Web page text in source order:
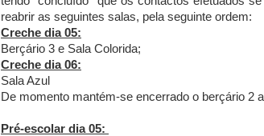
reabrir as seguintes salas, pela seguinte ordem:
Creche dia 05:
Berçário 3 e Sala Colorida;
Creche dia 06:
Sala Azul
De momento mantém-se encerrado o berçário 2
Pré-escolar dia 05: